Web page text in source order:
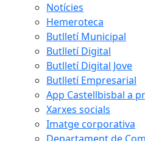
Notícies
Hemeroteca
Butlletí Municipal
Butlletí Digital
Butlletí Digital Jove
Butlletí Empresarial
App Castellbisbal a
Xarxes socials
Imatge corporativa